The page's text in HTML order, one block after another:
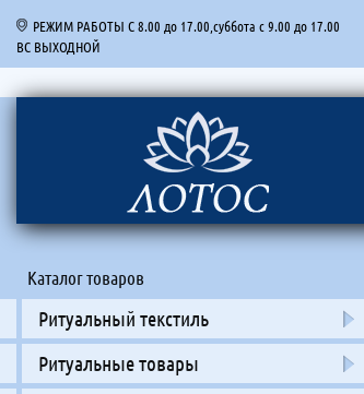
РЕЖИМ РАБОТЫ С 8.00 до 17.00,суббота с 9.00 до 17.00
ВС ВЫХОДНОЙ
Каталог товаров
Ритуальный текстиль
Ритуальные товары